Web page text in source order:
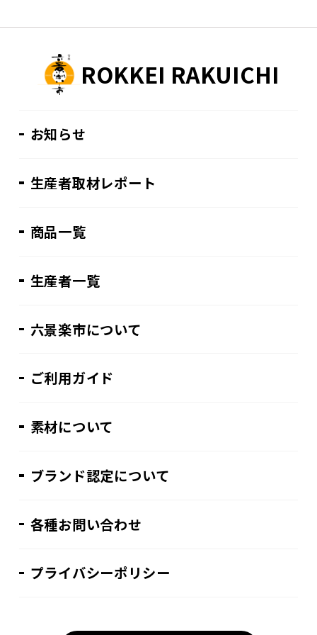
ROKKEI RAKUICHI
お知らせ
生産者取材レポート
商品一覧
生産者一覧
六景楽市について
ご利用ガイド
素材について
ブランド認定について
各種お問い合わせ
プライバシーポリシー